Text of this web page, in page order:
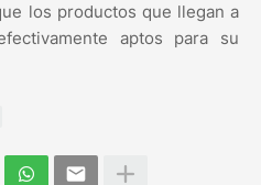
los productos que llegan a
aptos para su